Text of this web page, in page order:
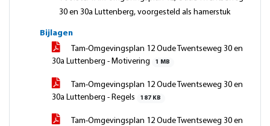
30 en 30a Luttenberg, voorgesteld als hamerstuk
Bijlagen
Tam-Omgevingsplan 12 Oude Twentseweg 30 en
30a Luttenberg - Motivering
1 MB
Tam-Omgevingsplan 12 Oude Twentseweg 30 en
30a Luttenberg - Regels
187 KB
Tam-Omgevingsplan 12 Oude Twentseweg 30 en